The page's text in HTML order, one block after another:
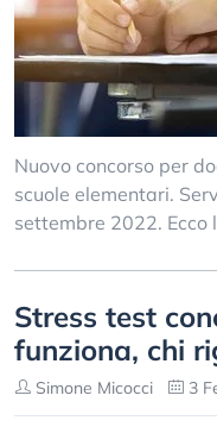
Nuovo concorso per
scuole elementari.
settembre 2022. Ecco
Stress test
funziona, chi
Simone Micocci 3